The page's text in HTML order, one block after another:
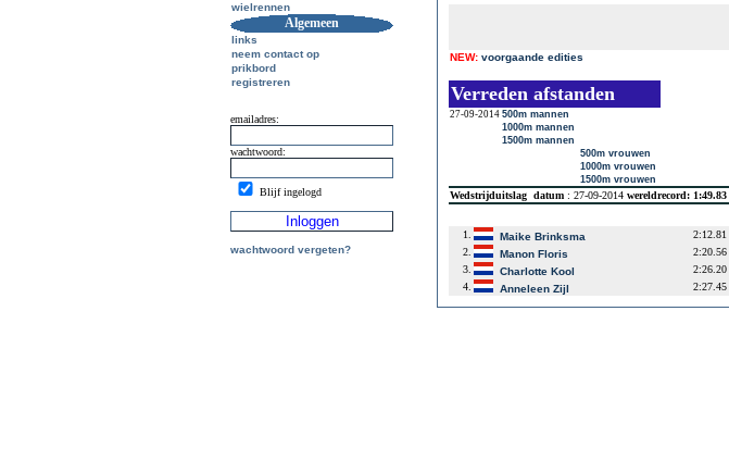
wielrennen
Algemeen
links
neem contact op
prikbord
registreren
emailadres:
wachtwoord:
Blijf ingelogd
wachtwoord vergeten?
NEW: voorgaande edities
Verreden afstanden
27-09-2014 500m mannen
1000m mannen
1500m mannen
500m vrouwen
1000m vrouwen
1500m vrouwen
Wedstrijduitslag datum : 27-09-2014 wereldrecord:
1. Maike Brinksma
2:12.81
2.
Manon Floris
2:20.56
3.
Charlotte Kool
2:26.20
4.
Anneleen Zijl 2:27.45